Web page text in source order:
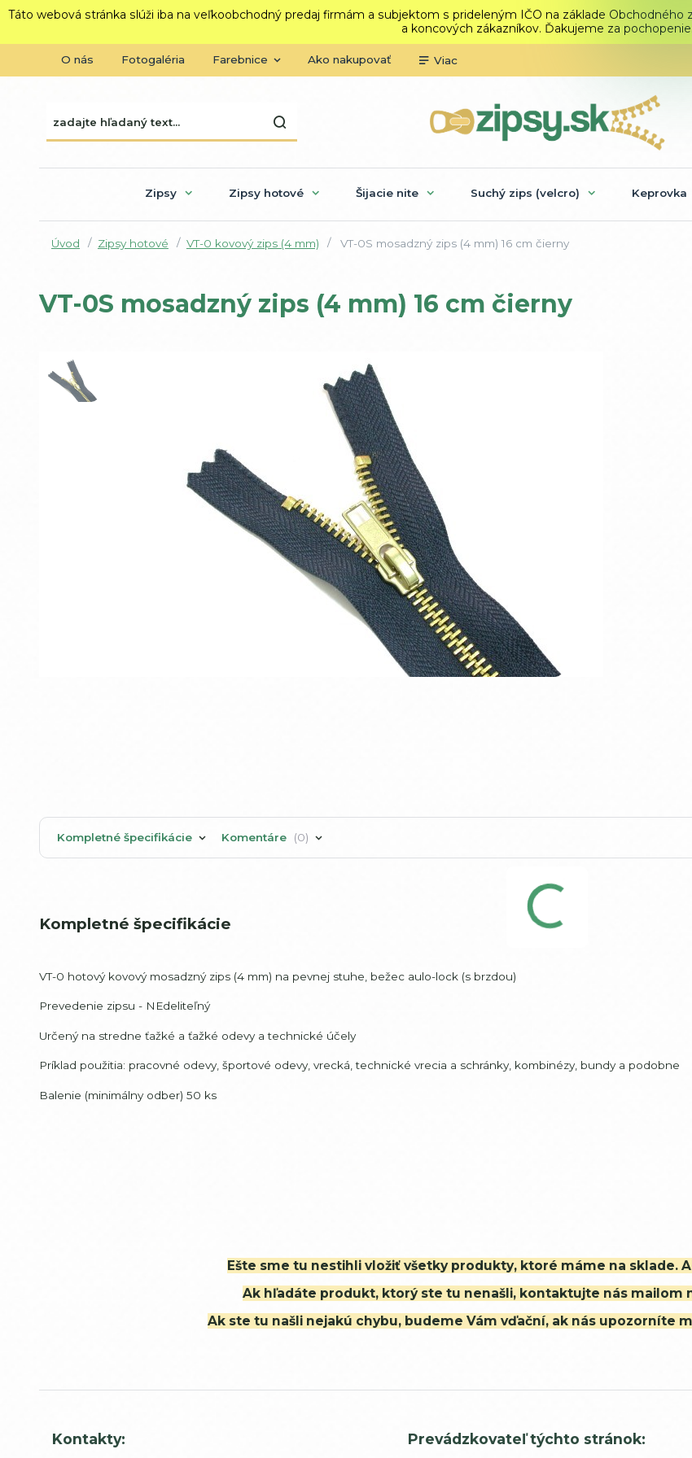
Táto webová stránka slúži iba na veľkoobchodný predaj firmám a subjektom s prideleným IČO na základe
a koncových zákazníkov. Ďakujeme za pochopenie.
O nás Fotogaléria Farebnice Ako nakupovať Viac
Zipsy Zipsy hotové Šijacie nite Suchý zips (velcro) Keprovka
Úvod Zipsy hotové VT-0 kovový zips (4 mm) VT-0S mosadzný zips (4 mm) 16 cm čierny
VT-0S mosadzný zips (4 mm) 16 cm čierny
Kompletné špecifikácie Komentáre 0
Kompletné špecifikácie
VT-0 hotový kovový mosadzný zips (4 mm) na pevnej stuhe, bežec aulo-lock (s brzdou)
Prevedenie zipsu - NEdeliteľný
Určený na stredne ťažké a ťažké odevy a technické účely
Príklad použitia: pracovné odevy, športové odevy, vrecká, technické vrecia a schránky, kombinézy, bundy a podobne
Balenie (minimálny odber) 50 ks
Ešte sme tu nestihli vložiť všetky produkty, ktoré máme na sklade.
Ak hľadáte produkt, ktorý ste tu nenašli, kontaktujte nás mailom
Ak ste tu našli nejakú chybu, budeme Vám vďační, ak nás upozorníte
Kontakty: Prevádzkovateľ týchto stránok: